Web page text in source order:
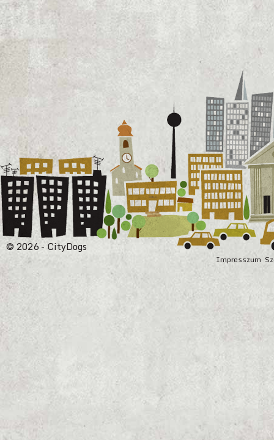
Impresszum
© 2026 - CityDogs